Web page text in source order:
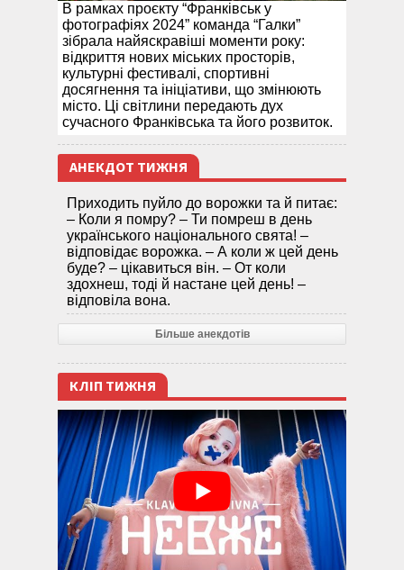
В рамках проєкту “Франківськ у
фотографіях 2024” команда “Галки”
зібрала найяскравіші моменти року:
відкриття нових міських просторів,
культурні фестивалі, спортивні
досягнення та ініціативи, що змінюють
місто. Ці світлини передають дух
сучасного Франківська та його розвиток.
АНЕКДОТ ТИЖНЯ
Приходить пуйло до ворожки та й питає:
– Коли я помру? – Ти помреш в день
українського національного свята! –
відповідає ворожка. – А коли ж цей день
буде? – цікавиться він. – От коли
здохнеш, тоді й настане цей день! –
відповіла вона.
Більше анекдотів
КЛІП ТИЖНЯ